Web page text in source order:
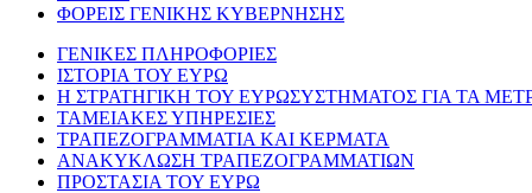
ΦΟΡΕΙΣ ΓΕΝΙΚΗΣ ΚΥΒΕΡΝΗΣΗΣ
ΓΕΝΙΚΕΣ ΠΛΗΡΟΦΟΡΙΕΣ
ΙΣΤΟΡΙΑ ΤΟΥ ΕΥΡΩ
Η ΣΤΡΑΤΗΓΙΚΗ ΤΟΥ ΕΥΡΩΣΥΣΤΗΜΑΤΟΣ ΓΙΑ ΤΑ
ΤΑΜΕΙΑΚΕΣ ΥΠΗΡΕΣΙΕΣ
ΤΡΑΠΕΖΟΓΡΑΜΜΑΤΙΑ ΚΑΙ ΚΕΡΜΑΤΑ
ΑΝΑΚΥΚΛΩΣΗ ΤΡΑΠΕΖΟΓΡΑΜΜΑΤΙΩΝ
ΠΡΟΣΤΑΣΙΑ ΤΟΥ ΕΥΡΩ